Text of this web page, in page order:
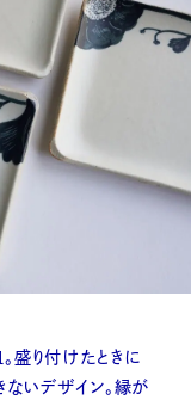
盛り付けたときに
ないデザイン。縁が